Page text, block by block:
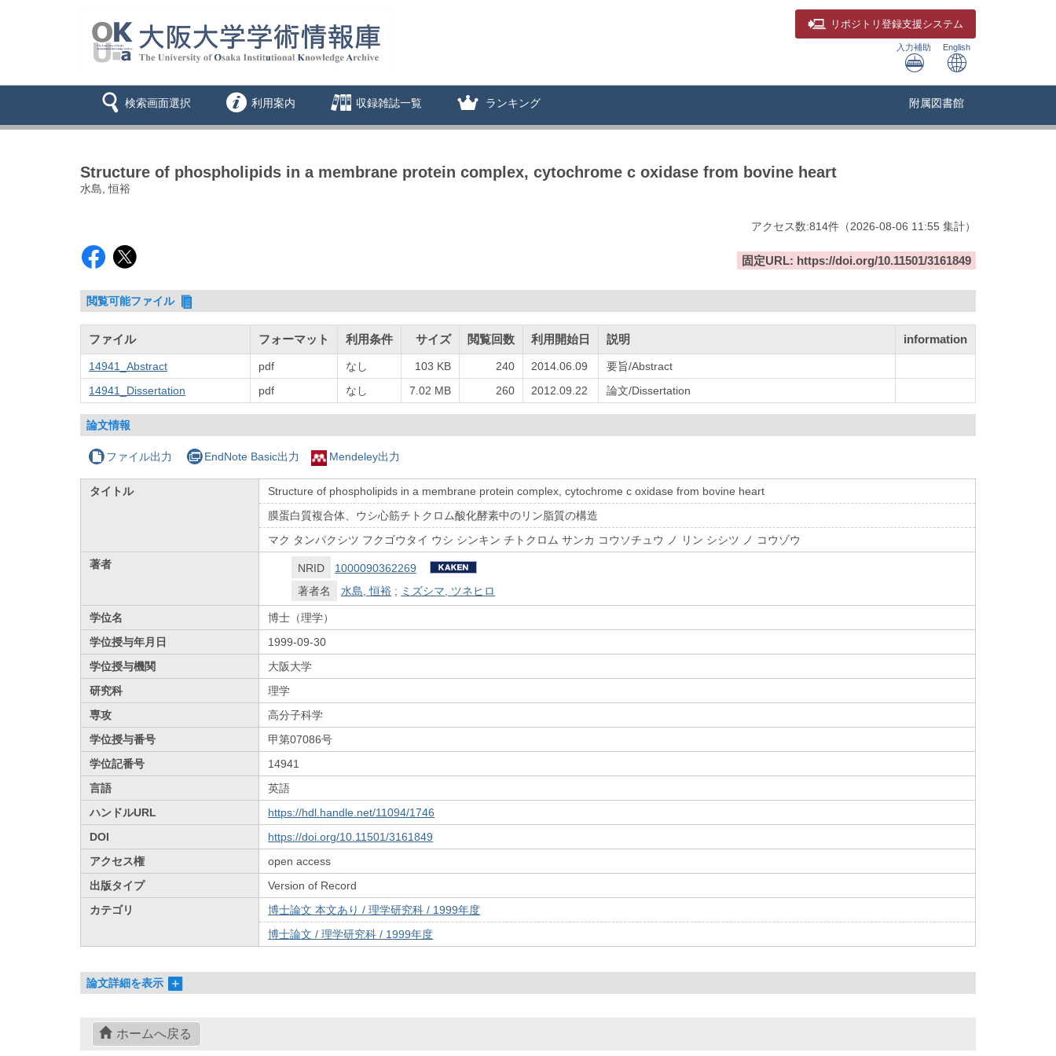
リポジトリ 登録支援システム
入力補助 English
検索画面選択 利用案内 収録雑誌一覧 ランキング 附属図書館
Structure of phospholipids in a membrane protein complex, cytochrome c oxidase from bovine heart
水島, 恒裕
アクセス数:814件 （2026-08-06 11:55 集計）
固定URL: https://doi.org/10.11501/3161849
閲覧可能ファイル
ファイル フォーマット 利用条件 サイズ 閲覧回数 利用開始日 説明 information
14941_Abstract pdf なし 103 KB 240 2014.06.09
要旨/Abstract
14941_Dissertation
pdf なし 7.02 MB 260 2012.09.22 論文/Dissertation
論文情報
ファイル出力 EndNote Basic出力 Mendeley出力
タイトル
Structure of phospholipids in a membrane protein complex, cytochrome c oxidase from bovine heart
膜蛋白質複合体、ウシ心筋チトクロム酸化酵素中のリン脂質の構造
マク タンパクシツ フクゴウタイ ウシ シンキン チトクロム サンカ コウソチュウ ノ リン シシツ ノ コウゾウ
著者
NRID
1000090362269
著者名
水島, 恒裕 ; ミズシマ, ツネヒロ
学位名
博士（理学）
学位授与年月日
1999-09-30
学位授与機関
大阪大学
研究科
理学
専攻
高分子科学
学位授与番号
甲第07086号
学位記番号
14941
言語
英語
ハンドルURL
https://hdl.handle.net/11094/1746
DOI
https://doi.org/10.11501/3161849
アクセス権
open access
出版タイプ
Version of Record
カテゴリ
博士論文 本文あり / 理学研究科 / 1999年度
博士論文 / 理学研究科 / 1999年度
論文詳細を表示
ホームへ戻る